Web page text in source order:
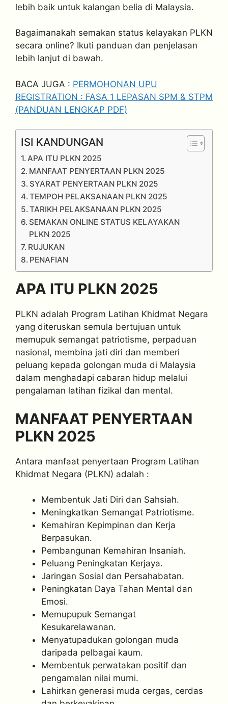
lebih baik untuk kalangan belia di Malaysia.
Bagaimanakah semakan status kelayakan PLKN
secara online? Ikuti panduan dan penjelasan
lebih lanjut di bawah.
BACA JUGA : PERMOHONAN UPU
REGISTRATION : FASA 1 LEPASAN SPM & STPM
(PANDUAN LENGKAP PDF)
ISI KANDUNGAN
APA ITU PLKN 2025
MANFAAT PENYERTAAN PLKN 2025
SYARAT PENYERTAAN PLKN 2025
TEMPOH PELAKSANAAN PLKN 2025
TARIKH PELAKSANAAN PLKN 2025
SEMAKAN ONLINE STATUS KELAYAKAN
PLKN 2025
RUJUKAN
PENAFIAN
APA ITU PLKN 2025
PLKN adalah Program Latihan Khidmat Negara
yang diteruskan semula bertujuan untuk
memupuk semangat patriotisme, perpaduan
nasional, membina jati diri dan memberi
peluang kepada golongan muda di Malaysia
dalam menghadapi cabaran hidup melalui
pengalaman latihan fizikal dan mental.
MANFAAT PENYERTAAN
PLKN 2025
Antara manfaat penyertaan Program Latihan
Khidmat Negara (PLKN) adalah :
Membentuk Jati Diri dan Sahsiah.
Meningkatkan Semangat Patriotisme.
Kemahiran Kepimpinan dan Kerja
Berpasukan.
Pembangunan Kemahiran Insaniah.
Peluang Peningkatan Kerjaya.
Jaringan Sosial dan Persahabatan.
Peningkatan Daya Tahan Mental dan
Emosi.
Memupupuk Semangat
Kesukarelawanan.
Menyatupadukan golongan muda
daripada pelbagai kaum.
Membentuk perwatakan positif dan
pengamalan nilai murni.
Lahirkan generasi muda cergas, cerdas